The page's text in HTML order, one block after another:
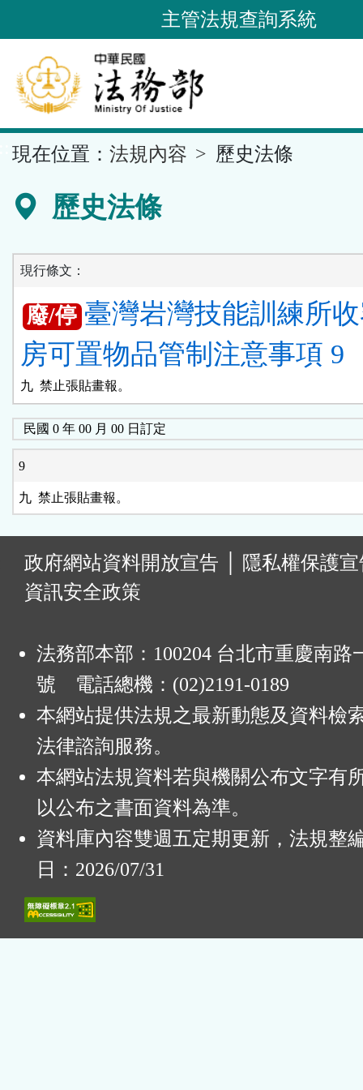
到
要
內
容
區
主管法規查詢系統
現在位置： 法規內容 歷史法條
歷史法條
現行條文：
廢/停 臺灣岩灣技能訓練所
房可置物品管制注意事項 9
民國 0 年 00 月 00 日訂定
9
政府網站資料開放宣告
隱私權保護
資訊安全政策
法務部本部：100204 台北市重慶南路
號 電話總機：(02)2191-0189
本網站提供法規之最新動態及資料檢
法律諮詢服務。
本網站法規資料若與機關公布文字有
以公布之書面資料為準。
資料庫內容雙週五定期更新，法規整
日：2026/07/31